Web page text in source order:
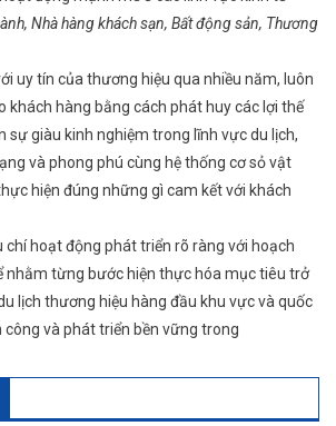
Nhà hàng khách sạn, Bất động sản, Thương
uy tín của thương hiệu qua nhiều năm, luôn
khách hàng bằng cách phát huy các lợi thế
sự giàu kinh nghiệm trong lĩnh vực du lịch,
và phong phú cùng hệ thống cơ sỏ vật
hiện đúng những gì cam kết với khách
chí hoạt động phát triển rõ ràng với hoạch
nhằm từng bước hiện thực hóa mục tiêu trở
lịch thương hiệu hàng đầu khu vực và quốc
và phát triển bền vững trong